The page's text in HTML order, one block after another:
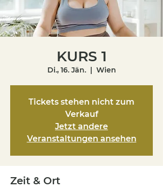
KURS 1
Di., 16. Jän.
  |
Wien
Tickets stehen nicht zum
Verkauf
Jetzt andere
Veranstaltungen ansehen
Zeit & Ort